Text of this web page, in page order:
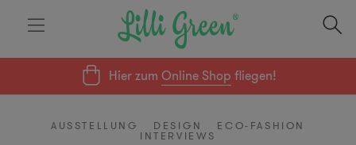
Hier zumOnline Shop fliegen!
AUSSTELLUNG DESIGN ECO-FASHION
INTERVIEWS